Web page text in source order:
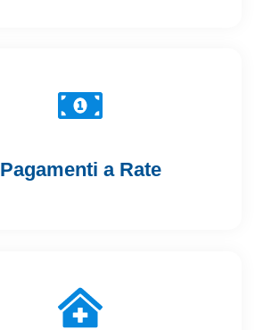
Pagamenti a Rate